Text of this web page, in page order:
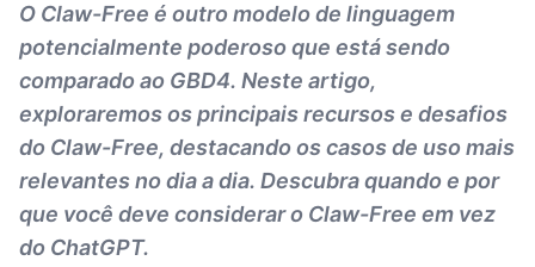
O Claw-Free é outro modelo de linguagem
potencialmente poderoso que está sendo
comparado ao GBD4. Neste artigo,
exploraremos os principais recursos e desafios
do Claw-Free, destacando os casos de uso mais
relevantes no dia a dia. Descubra quando e por
que você deve considerar o Claw-Free em vez
do ChatGPT.